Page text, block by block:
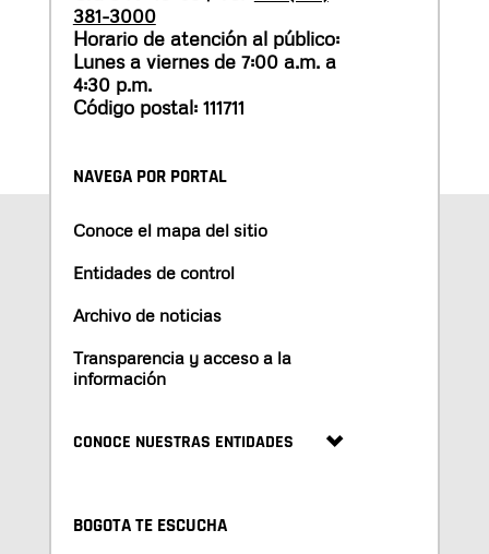
381-3000
Horario de atención al público:
Lunes a viernes de 7:00 a.m. a
4:30 p.m.
Código postal: 111711
NAVEGA POR PORTAL
Conoce el mapa del sitio
Entidades de control
Archivo de noticias
Transparencia y acceso a la
información
CONOCE NUESTRAS ENTIDADES
BOGOTA TE ESCUCHA